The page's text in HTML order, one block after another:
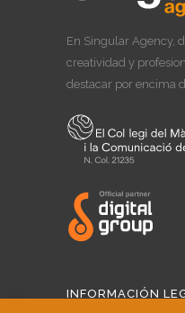
En Singular Agency,
creatividad y
destacar por encima
INFORMACIÓN